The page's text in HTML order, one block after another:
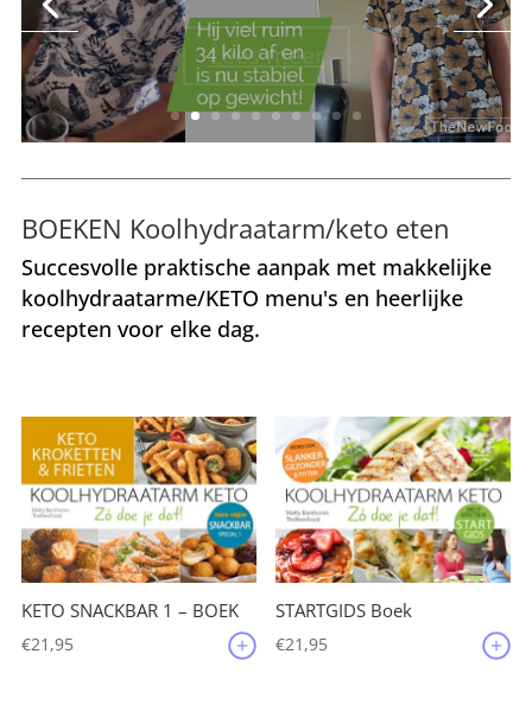
Lees meer
BOEKEN Koolhydraatarm/keto eten
Succesvolle praktische aanpak met makkelijke
koolhydraatarme/KETO menu's en heerlijke
recepten voor elke dag.
KETO SNACKBAR 1 – BOEK
€21,95
STARTGIDS Boek
€21,95